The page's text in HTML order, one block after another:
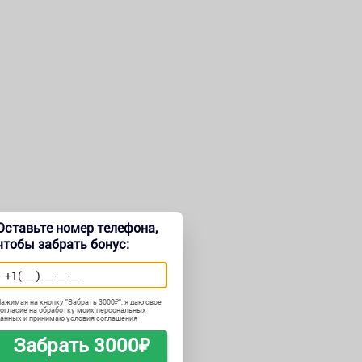
номер телефона,
забрать бонус:
на кнопку "Забрать 3000₽", я даю свое
на обработку моих персональных
и принимаюусловия соглашения
Забрать 3000₽